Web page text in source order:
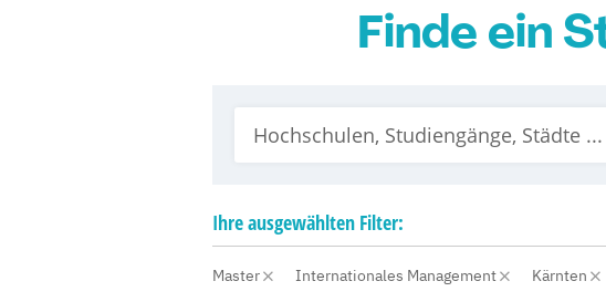
Finde ein
Ihreausgewählten Filter:
Master Internationales Management Kärnten